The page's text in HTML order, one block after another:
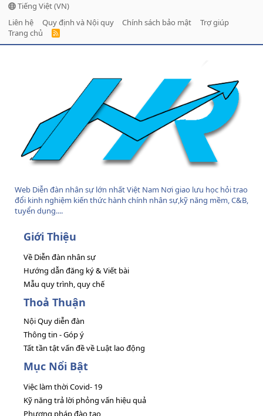
Tiếng Việt (VN)
Liên hệ
Quy định và Nội quy Chính sách bảo mật
Trợ giúp
Trang chủ
R
Web Diễn đàn nhân sự lớn nhất Việt Nam Nơi giao lưu học hỏi trao
đổi kinh nghiệm kiến thức hành chính nhân sự,kỹ năng mềm, C&B,
tuyển dụng....
Giới Thiệu
Về Diễn đàn nhân sự
Hướng dẫn đăng ký & Viết bài
Mẫu quy trình, quy chế
Thoả Thuận
Nội Quy diễn đàn
Thông tin - Góp ý
Tất tần tật vấn đề về Luật lao động
Mục Nổi Bật
Việc làm thời Covid- 19
Kỹ năng trả lời phỏng vấn hiệu quả
Phương pháp đào tạo